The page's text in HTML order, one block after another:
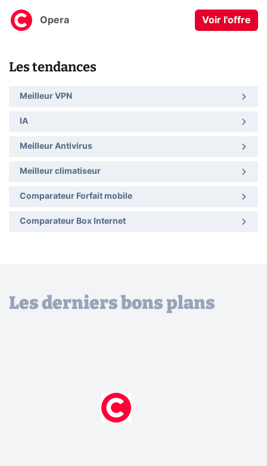
Opera Voir l'offre
Les tendances
Meilleur VPN
IA
Meilleur Antivirus
Meilleur climatiseur
Comparateur Forfait mobile
Comparateur Box Internet
Les derniers bons plans